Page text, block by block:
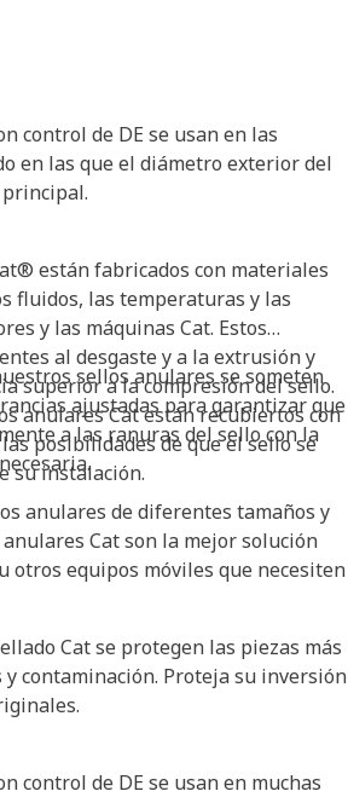
control de DE se usan en las
en las que el diámetro exterior del
están fabricados con materiales
fluidos, las temperaturas y las
y las máquinas Cat. Estos
al desgaste y a la extrusión y
superior a la compresión del sello.
anulares Cat están recubiertos con
posibilidades de que el sello se
su instalación.
sellos anulares se someten
ajustadas para garantizar que
a las ranuras del sello con la
anulares de diferentes tamaños y
Cat son la mejor solución
otros equipos móviles que necesiten
Cat se protegen las piezas más
y contaminación. Proteja su inversión
control de DE se usan en muchas